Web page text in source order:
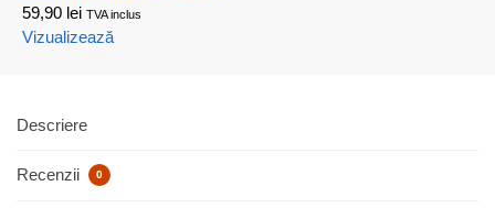
59,90 lei TVA inclus
Vizualizează
Descriere
Recenzii 0